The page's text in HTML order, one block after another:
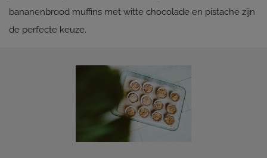
bananenbrood muffins met witte chocolade en pistache zijn
de perfecte keuze.